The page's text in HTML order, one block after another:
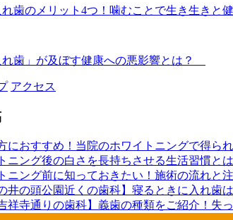
歯のメリット4つ！噛むことで生き生きと
れ歯」が及ぼす健康への悪影響とは？
アクセス
におすすめ！当院のホワイトニングで得ら
ニング後の白さを長持ちさせる生活習慣とは
ニング前に知っておきたい！施術の流れと
井の頭公園近くの歯科】寝るときに入れ歯
祥寺通りの歯科】義歯の種類をご紹介！失